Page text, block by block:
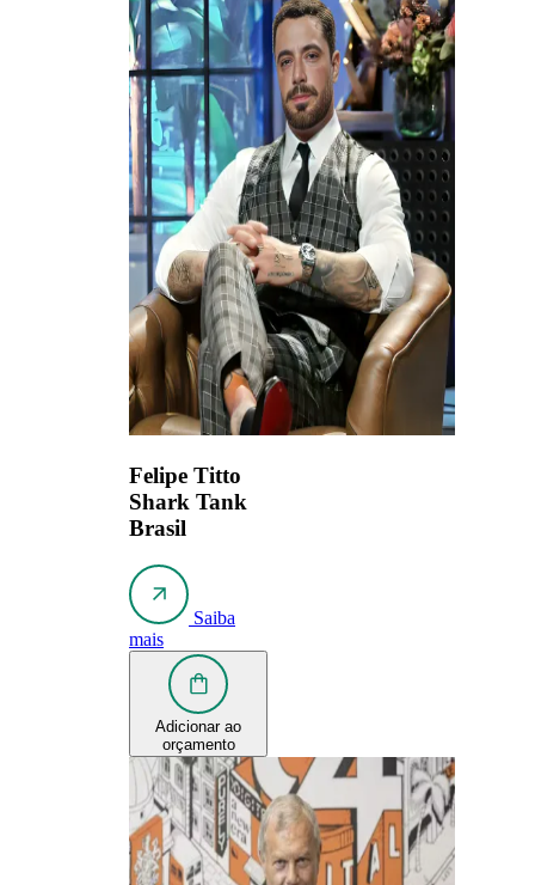
Felipe Titto
Shark Tank
Brasil
Saiba
mais
Adicionar ao
orçamento